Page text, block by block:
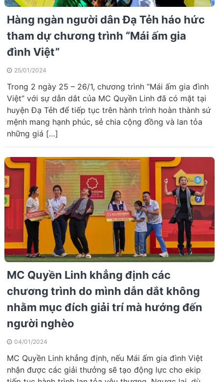
Hàng ngàn người dân Đạ Tẻh háo hức
tham dự chương trình “Mái ấm gia
đình Việt”
25/01/2024
Trong 2 ngày 25 – 26/1, chương trình “Mái ấm gia đình
Việt” với sự dẫn dắt của MC Quyền Linh đã có mặt tại
huyện Đạ Tẻh để tiếp tục trên hành trình hoàn thành sứ
mệnh mang hạnh phúc, sẻ chia cộng đồng và lan tỏa
những giá […]
MC Quyền Linh khẳng định các
chương trình do mình dẫn dắt không
nhằm mục đích giải trí mà hướng đến
người nghèo
04/01/2024
MC Quyền Linh khẳng định, nếu Mái ấm gia đình Việt
nhận được các giải thưởng sẽ tạo động lực cho ekip